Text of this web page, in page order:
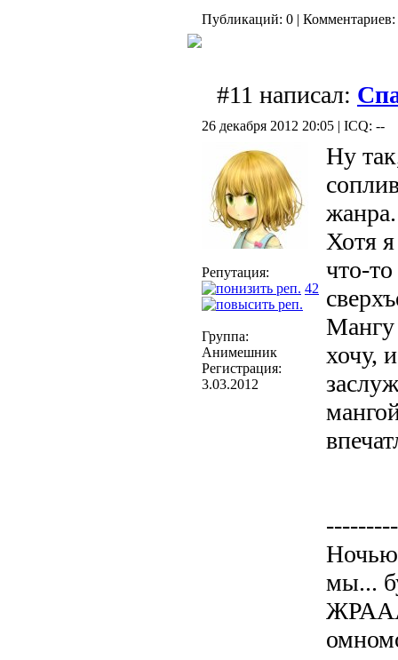
Публикаций: 0 | Комментариев:
#11 написал:
26 декабря 2012 20:05 | ICQ: --
Репутация:
42
Группа:
Анимешник
Регистрация:
3.03.2012
Ну
Хотя
что-
Мангу
хочу,
мы...